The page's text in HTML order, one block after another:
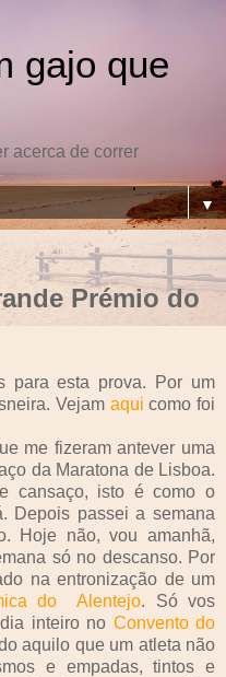
gajo que
acerca de correr
▼
Prémio do
para esta prova. Por um
Vejam aqui como foi
me fizeram antever uma
da Maratona de Lisboa.
cansaço, isto é como o
Depois passei a semana
Hoje não, vou amanhã,
só no descanso. Por
na entronização de um
do Alentejo. Só vos
inteiro no Convento do
aquilo que um atleta não
e empadas, tintos e